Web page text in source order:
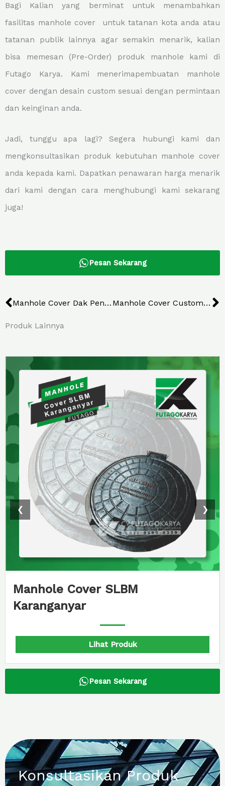
Bagi Kalian yang berminat untuk menambahkan
fasilitas manhole cover untuk tatanan kota anda atau
tatanan publik lainnya agar semakin menarik, kalian
bisa memesan (Pre-Order) produk manhole kami di
Futago Karya. Kami menerimapembuatan manhole
cover dengan desain custom sesuai dengan permintaan
dan keinginan anda.
Jadi, tunggu apa lagi? Segera hubungi kami dan
mengkonsultasikan produk kebutuhan manhole cover
anda kepada kami. Dapatkan penawaran harga menarik
dari kami dengan cara menghubungi kami sekarang
juga!
Pesan Sekarang
Prev Manhole Cover Dak Penugasan Balikpapan Manhole Cover Custom Sepakat
Produk Lainnya
❮ ❯
Manhole Cover SLBM
Karanganyar
Lihat Produk
Pesan Sekarang
Konsultasikan Produk